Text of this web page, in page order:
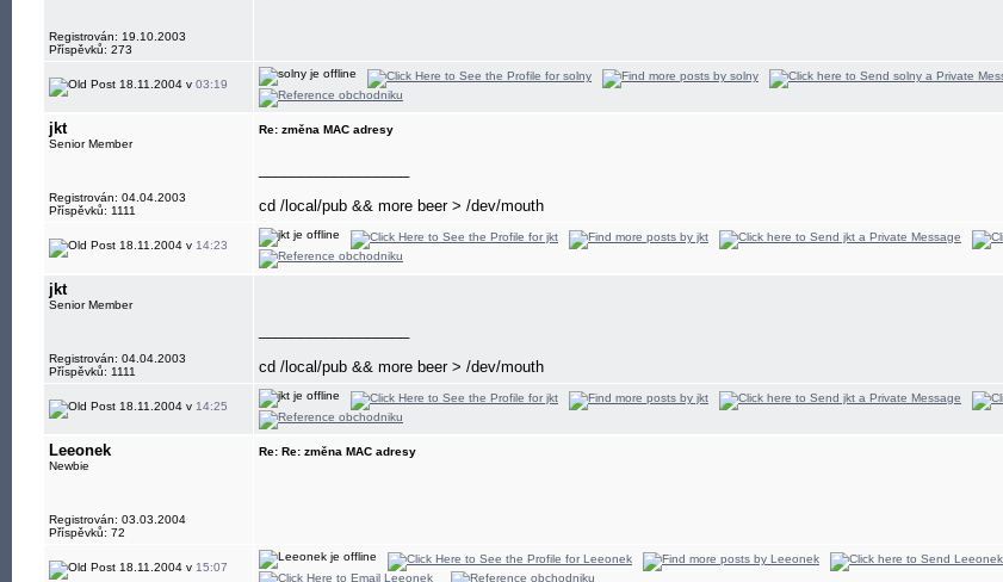
Registrován: 19.10.2003
Příspěvků: 273
18.11.2004 v 03:19
jkt
Senior Member
Registrován: 04.04.2003
Příspěvků: 1111
Re: změna MAC adresy
cd /local/pub && more beer > /dev/mouth
18.11.2004 v 14:23
jkt
Senior Member
Registrován: 04.04.2003
Příspěvků: 1111
cd /local/pub && more beer > /dev/mouth
18.11.2004 v 14:25
Leeonek
Newbie
Registrován: 03.03.2004
Příspěvků: 72
Re: Re: změna MAC adresy
18.11.2004 v 15:07